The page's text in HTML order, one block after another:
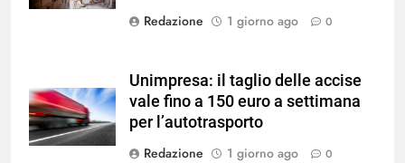
Redazione
1 giorno ago 0
Unimpresa: il taglio delle accise
vale fino a 150 euro a settimana
per l’autotrasporto
Redazione
1 giorno ago 0